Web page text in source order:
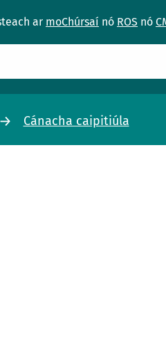
ar moChúrsaí nó ROS nó
Cánacha caipitiúla